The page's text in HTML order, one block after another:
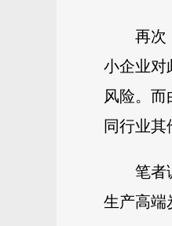
再次
小企业对
风险。
同行业
笔者
生产高端